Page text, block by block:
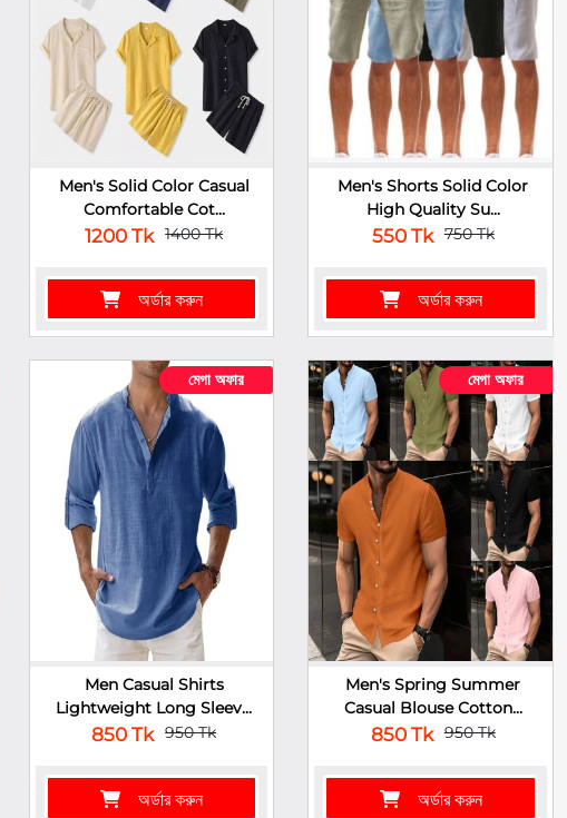
Men's Solid Color Casual
Comfortable Cot...
1200 Tk 1400 Tk
অর্ডার করুন
Men's Shorts Solid Color
High Quality Su...
550 Tk 750 Tk
অর্ডার করুন
মেগা অফার
Men Casual Shirts
Lightweight Long Sleev...
850 Tk 950 Tk
অর্ডার করুন
মেগা অফার
Men's Spring Summer
Casual Blouse Cotton...
850 Tk 950 Tk
অর্ডার করুন